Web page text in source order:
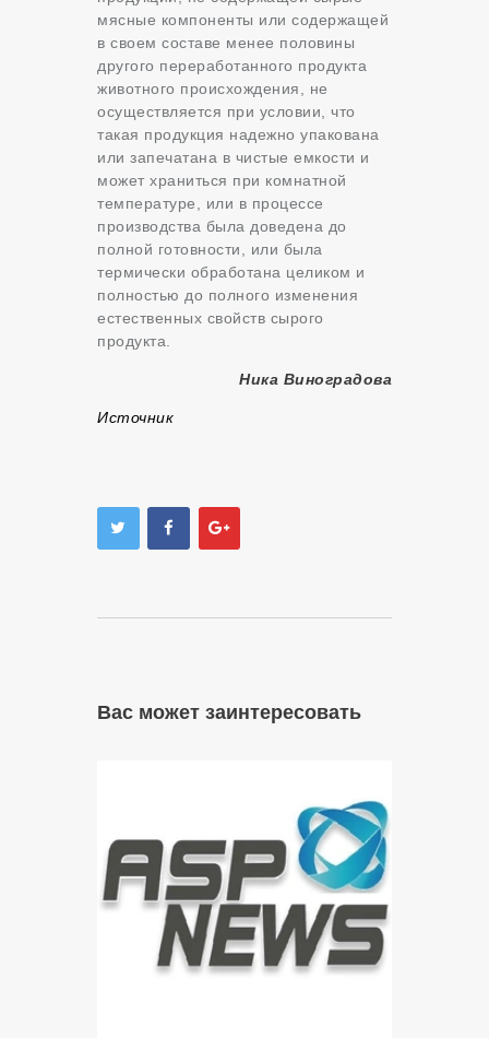
мясные компоненты или содержащей
в своем составе менее половины
другого переработанного продукта
животного происхождения, не
осуществляется при условии, что
такая продукция надежно упакована
или запечатана в чистые емкости и
может храниться при комнатной
температуре, или в процессе
производства была доведена до
полной готовности, или была
термически обработана целиком и
полностью до полного изменения
естественных свойств сырого
продукта.
Ника Виноградова
Источник
Вас может заинтересовать